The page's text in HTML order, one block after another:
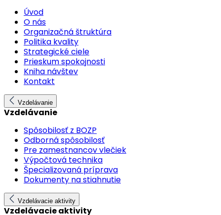
Úvod
O nás
Organizačná štruktúra
Politika kvality
Strategické ciele
Prieskum spokojnosti
Kniha návštev
Kontakt
Vzdelávanie
Vzdelávanie
Spôsobilosť z BOZP
Odborná spôsobilosť
Pre zamestnancov vlečiek
Výpočtová technika
Špecializovaná príprava
Dokumenty na stiahnutie
Vzdelávacie aktivity
Vzdelávacie aktivity